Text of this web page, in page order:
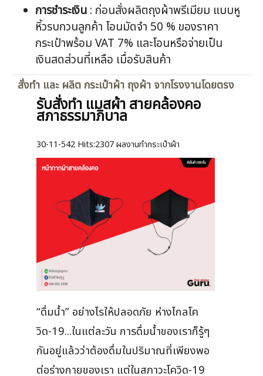
การชำระเงิน : ก่อนสั่งผลิตถุงผ้าพรีเมียม แบบหู
หิ้วรบกวนลูกค้า โอนมัดจำ 50 % ของราคา
กระเป๋าพร้อม VAT 7% และโอนหรือจ่ายเป็น
เงินสดส่วนที่เหลือ เมื่อรับสินค้า
สั่งทำ และ ผลิต กระเป๋าผ้า ถุงผ้า จากโรงงานโดยตรง
รับสั่งทำ แมสผ้า สายคล้องคอ
สภาธรรมาภิบาล
30-11-542 Hits:2307 ผลงานทำกระเป๋าผ้า
“ดื่มน้ำ” อย่างไรให้ปลอดภัย ห่างไกลโค
วิด-19...ในแต่ละวัน การดื่มน้ำของเราก็รู้ๆ
กันอยู่แล้วว่าต้องดื่มในปริมาณที่เพียงพอ
ต่อร่างกายของเรา แต่ในสภาวะโควิด-19